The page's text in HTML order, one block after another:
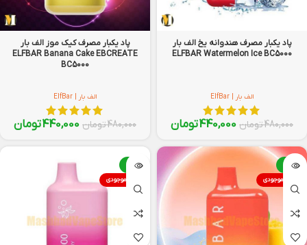
پاد یکبار مصرف هندوانه یخ الف بار
ELFBAR Watermelon Ice BC5000
الف بار | ElfBar
480,000تومان 440,000تومان
پاد یکبار مصرف کیک موز الف بار
ELFBAR Banana Cake EBCREATE
BC5000
الف بار | ElfBar
480,000تومان 440,000تومان
-8%
اتمام موجودی
-8%
اتمام موجودی